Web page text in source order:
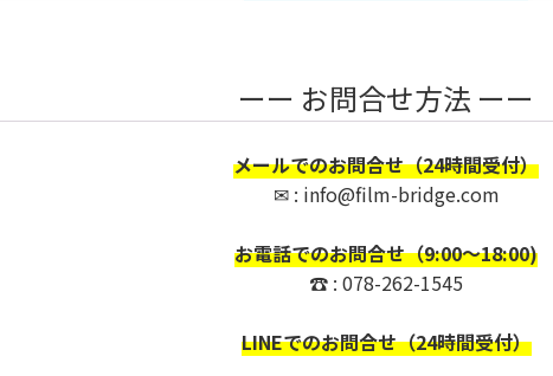
ーー お問合せ方法 ーー
メールでのお問合せ（24時間受付）
✉ : info@film-bridge.com
お電話でのお問合せ（9:00～18:00)
☎ : 078-262-1545
LINEでのお問合せ（24時間受付）